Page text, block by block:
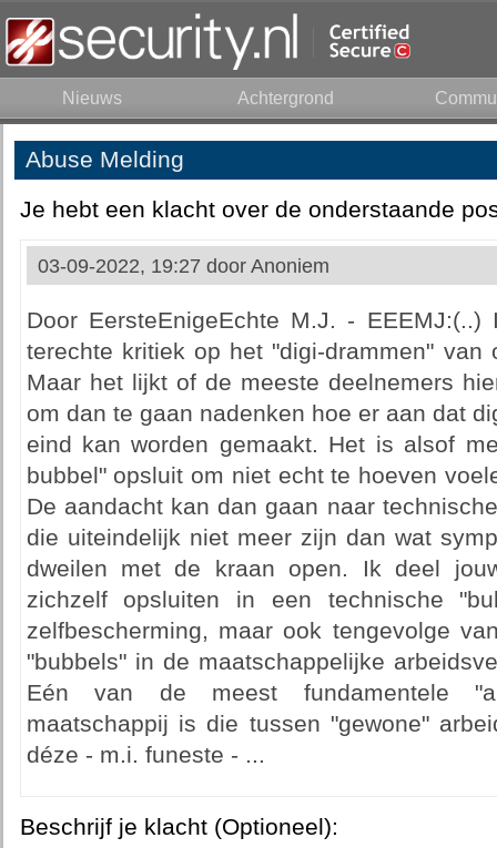
Nieuws Achtergrond
Abuse Melding
Je hebt een klacht over de onderstaande
03-09-2022, 19:27 door Anoniem
Door EersteEnigeEchte M.J. -
terechte kritiek op het "digi-drammen" van
Maar het lijkt of de meeste deelnemers
om dan te gaan nadenken hoe er aan dat
eind kan worden gemaakt. Het is alsof
bubbel" opsluit om niet echt te hoeven
De aandacht kan dan gaan naar
die uiteindelijk niet meer zijn dan wat
dweilen met de kraan open. Ik deel
zichzelf opsluiten in een technische
zelfbescherming, maar ook tengevolge
"bubbels" in de maatschappelijke
Eén van de meest fundamentele
maatschappij is die tussen "gewone"
déze - m.i. funeste - ...
Beschrijf je klacht (Optioneel):